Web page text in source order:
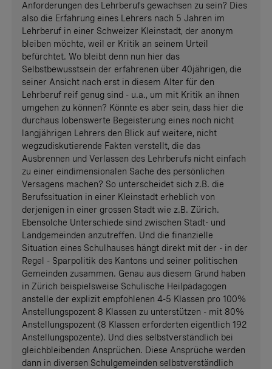
Anforderungen des Lehrberufs gewachsen zu sein? Dies
also die Erfahrung eines Lehrers nach 5 Jahren im
Lehrberuf in einer Schweizer Kleinstadt, der anonym
bleiben möchte, weil er Kritik an seinem Urteil
befürchtet. Wo bleibt denn nun hier das
Selbstbewusstsein der erfahrenen über 40jährigen, die
seiner Ansicht nach erst in diesem Alter für den
Lehrberuf reif genug sind - u.a., um mit Kritik an ihnen
umgehen zu können? Könnte es aber sein, dass hier die
durchaus lobenswerte Begeisterung eines noch nicht
langjährigen Lehrers den Blick auf weitere, nicht
wegzudiskutierende Fakten verstellt, die das
Ausbrennen und Verlassen des Lehrberufs nicht einfach
zu einer eindimensionalen Sache des persönlichen
Versagens machen? So unterscheidet sich z.B. die
Berufssituation in einer Kleinstadt erheblich von
derjenigen in einer grossen Stadt wie z.B. Zürich.
Ebensolche Unterschiede sind zwischen Stadt- und
Landgemeinden anzutreffen. Und die finanzielle
Situation eines Schulhauses hängt direkt mit der - in der
Regel - Sparpolitik des Kantons und seiner politischen
Gemeinden zusammen. Genau aus diesem Grund haben
in Zürich beispielsweise Schulische Heilpädagogen
anstelle der explizit empfohlenen 4-5 Klassen pro 100%
Anstellungspozent 8 Klassen zu unterstützen - mit 80%
Anstellungspozent (8 Klassen erforderten eigentlich 192
Anstellungspozente). Und dies selbstverständlich bei
gleichbleibenden Ansprüchen. Diese Ansprüche werden
dann in diversen Schulgemeinden selbstverständlich